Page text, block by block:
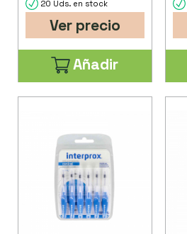
20 Uds. en stock
Ver precio
Añadir